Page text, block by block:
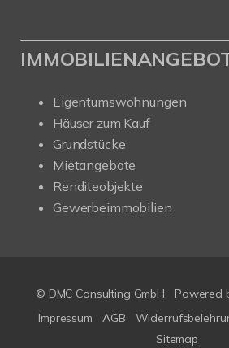
Eigentumswohnungen
Häuser zum Kauf
Grundstücke
Mietangebote
Renditeobjekte
Gewerbeimmobilien
© DMC Consulting GmbH Powered
Impressum
AGB
Sitemap